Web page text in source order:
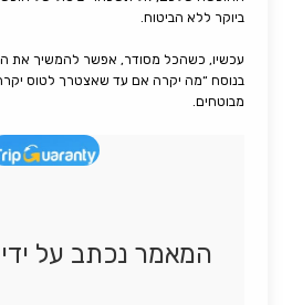
ביוקר ללא הביטוח.
עכשיו, כשהכל מסודר, אפשר להמשיך את
בנוסח “מה יקרה אם עד שאצטרך לטוס
מבוטחים.